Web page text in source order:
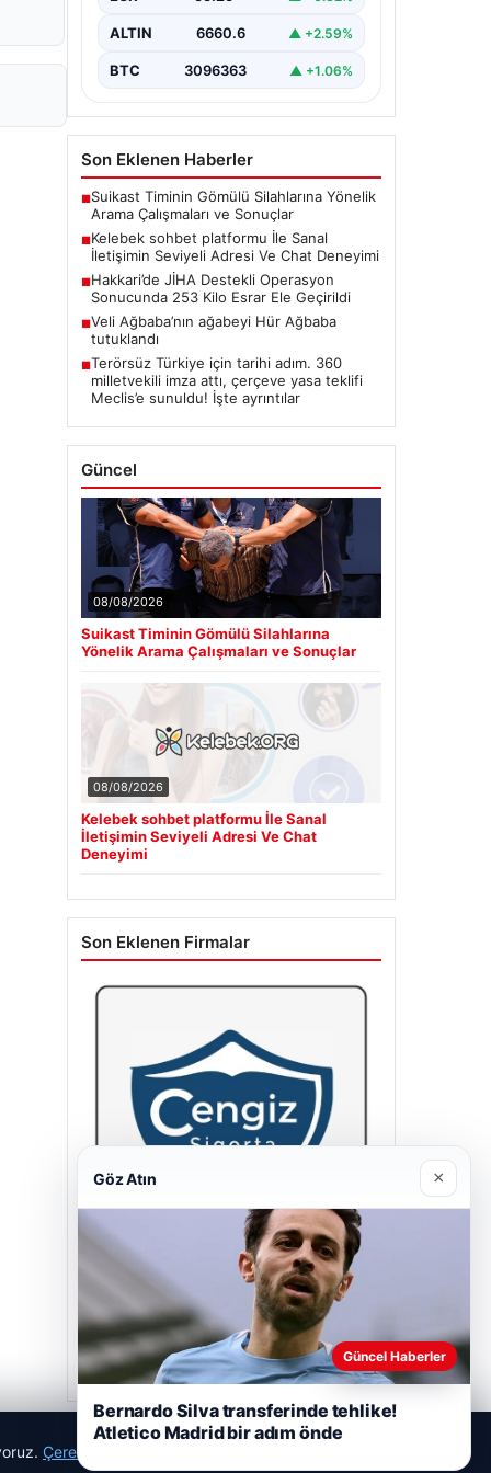
tarzda irtibat oluşturması büyük bir
ALTIN 6660.6 ▲ +2.59%
BTC 3096363 ▲ +1.06%
Son Eklenen Haberler
■Suikast Timinin Gömülü Silahlarına Yönelik
Arama Çalışmaları ve Sonuçlar
■Kelebek sohbet platformu İle Sanal
İletişimin Seviyeli Adresi Ve Chat Deneyimi
■Hakkari’de JİHA Destekli Operasyon
Sonucunda 253 Kilo Esrar Ele Geçirildi
■Veli Ağbaba’nın ağabeyi Hür Ağbaba
tutuklandı
■Terörsüz Türkiye için tarihi adım. 360
milletvekili imza attı, çerçeve yasa teklifi
Meclis’e sunuldu! İşte ayrıntılar
Güncel
08/08/2026
Suikast Timinin Gömülü Silahlarına
Yönelik Arama Çalışmaları ve Sonuçlar
08/08/2026
Kelebek sohbet platformu İle Sanal
İletişimin Seviyeli Adresi Ve Chat
Deneyimi
Son Eklenen Firmalar
Cengiz Sigorta
23/06/2026
Çerez Politikamız
Göz Atın ×
Güncel Haberler
Bernardo Silva transferinde tehlike!
Atletico Madrid bir adım önde